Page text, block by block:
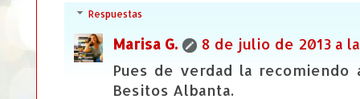
Respuestas
Marisa G.
8 de julio de 2013 a
Pues de verdad la recomiendo
Besitos Albanta.